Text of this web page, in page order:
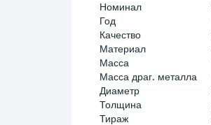
Номинал
Год
Качество
Материал
Масса
Масса драг. металла
Диаметр
Толщина
Тираж